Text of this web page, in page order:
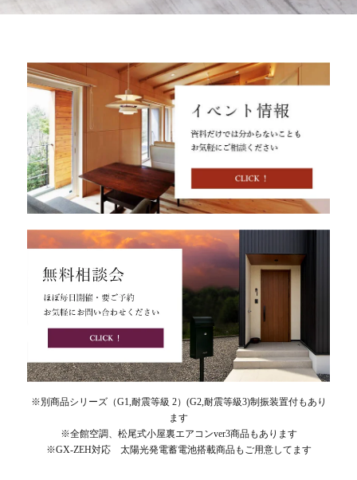
※別商品シリーズ（G1,耐震等級 2）(G2,耐震等級3)制振装置付もあり
ます
※全館空調、松尾式小屋裏エアコンver3商品もあります
※GX-ZEH対応 太陽光発電蓄電池搭載商品もご用意してます